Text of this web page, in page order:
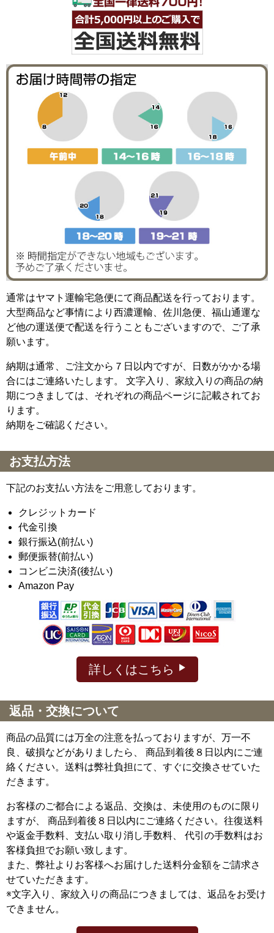
通常はヤマト運輸宅急便にて商品配送を行っております。
大型商品など事情により西濃運輸、佐川急便、福山通運な
ど他の運送便で配送を行うこともございますので、ご了承
願います。
納期は通常、ご注文から７日以内ですが、日数がかかる場
合にはご連絡いたします。 文字入り、家紋入りの商品の納
期につきましては、それぞれの商品ページに記載されてお
ります。
納期をご確認ください。
お支払方法
下記のお支払い方法をご用意しております。
クレジットカード
代金引換
銀行振込(前払い)
郵便振替(前払い)
コンビニ決済(後払い)
Amazon Pay
詳しくはこちら
返品・交換について
商品の品質には万全の注意を払っておりますが、万一不
良、破損などがありましたら、 商品到着後８日以内にご連
絡ください。送料は弊社負担にて、すぐに交換させていた
だきます。
お客様のご都合による返品、交換は、未使用のものに限り
ますが、
商品到着後８日以内にご連絡ください。往復送料
や返金手数料、支払い取り消し手数料、 代引の手数料はお
客様負担でお願い致します。
また、弊社よりお客様へお届けした送料分金額をご請求さ
せていただきます。
※文字入り、家紋入りの商品につきましては、返品をお受け
できません。